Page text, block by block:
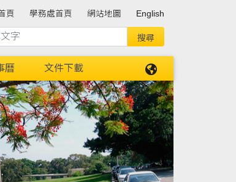
頁 學務處首頁 網站地圖 English
曆 文件下載